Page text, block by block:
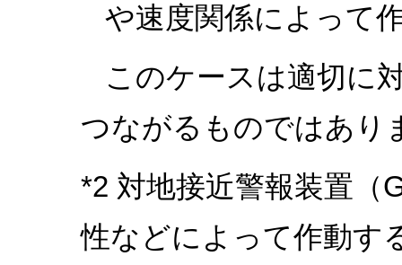
や速度関係によって
このケースは適切に
つながるものではあり
*2 対地接近警報装置（
性などによって作動す